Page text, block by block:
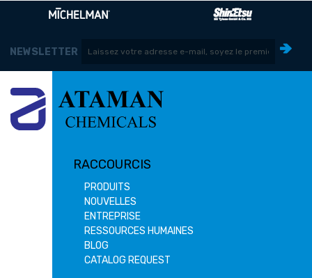
NEWSLETTER
RACCOURCIS
PRODUITS
NOUVELLES
ENTREPRISE
RESSOURCES HUMAINES
BLOG
CATALOG REQUEST